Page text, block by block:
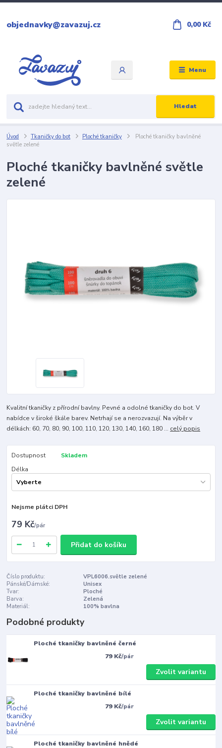
Menu
Hledat
objednavky@zavazuj.cz 0,00 Kč
Úvod Tkaničky do bot Ploché tkaničky
Ploché tkaničky bavlněné
světle zelené
Ploché tkaničky bavlněné světle
zelené
Kvalitní tkaničky z přírodní bavlny. Pevné a odolné tkaničky do bot. V
nabídce v široké škále barev. Netrhají se a nerozvazují. Na výběr v
délkách: 60, 70, 80, 90, 100, 110, 120, 130, 140, 160, 180 ... celý popis
Dostupnost
Skladem
Délka
Nejsme plátci DPH
79 Kč/pár
Přidat do košíku
Číslo produktu:
VPL6006.světle zelené
Pánské/Dámské:
Unisex
Tvar:
Ploché
Barva:
Zelená
Materiál:
100% bavlna
Podobné produkty
Ploché tkaničky bavlněné černé
79 Kč/pár
Zvolit variantu
Ploché tkaničky bavlněné bílé
79 Kč/pár
Zvolit variantu
Ploché tkaničky bavlněné hnědé